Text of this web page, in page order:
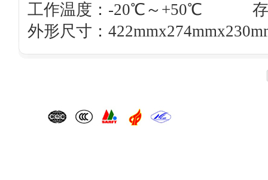
工作温度：-20℃～+50℃ 存
外形尺寸：